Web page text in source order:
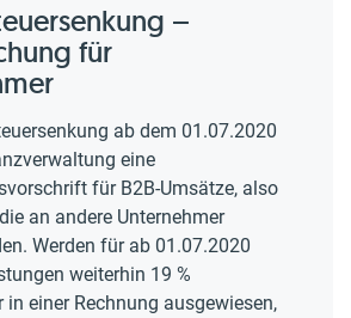
–
für
ab dem 01.07.2020
eine
für B2B-Umsätze, also
an andere Unternehmer
Werden für ab 01.07.2020
weiterhin 19 %
in einer Rechnung ausgewiesen,